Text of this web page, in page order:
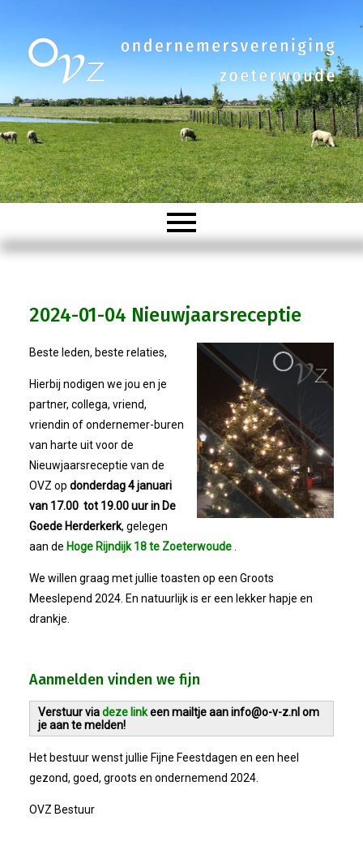
Organisatie
Statuten
Nieuws
IJshal De Vliet Nodigt Ons Uit!
Verkiezingsdebat!
Geslaagde Nieuwjaarsreceptie OVZ
2025-01-02 Van De Voorzitter
Bezoek Aan Swetterhage
Winkeltijden Verruimd
Ontbijt Bij De Buren In Leiderdorp!
2024-01-04 Nieuwjaarsreceptie
Beste leden, beste relaties,
Hierbij nodigen we jou en je
partner, collega, vriend,
vriendin of ondernemer-buren
van harte uit voor de
Nieuwjaarsreceptie van de
OVZ op donderdag 4 januari
van 17.00 tot 19.00 uur in De
Goede Herderkerk, gelegen
aan de Hoge Rijndijk 18 te Zoeterwoude.
We willen graag met jullie toasten op een Groots
Meeslepend 2024. En natuurlijk is er een lekker hapje en
drankje.
Aanmelden vinden we fijn
Verstuur viadeze linkeen mailtje aan info@o-v-z.nl om
je aan te melden!
Het bestuur wenst jullie Fijne Feestdagen en een heel
gezond, goed, groots en ondernemend 2024.
OVZ Bestuur